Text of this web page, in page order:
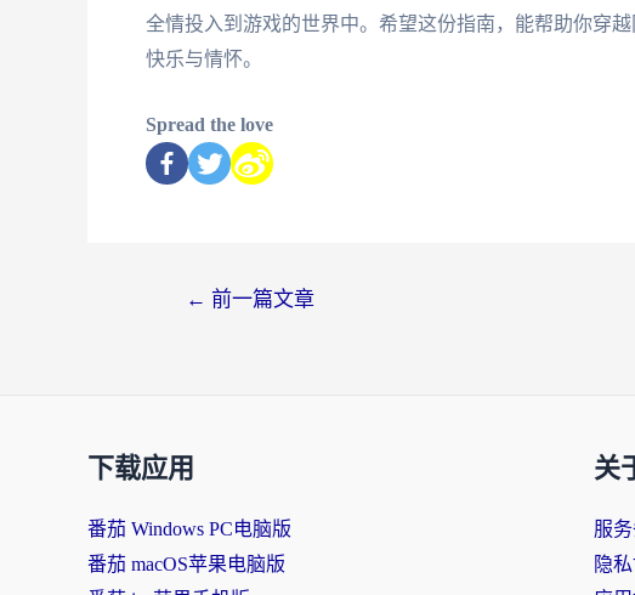
全情投入到游戏的世界中。希望这份指南，能帮助你穿
快乐与情怀。
Spread the love
← 前一篇文章
下载应用
番茄 Windows PC电脑版
番茄 macOS苹果电脑版
关
服
隐